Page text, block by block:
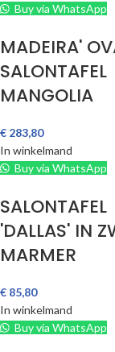
Buy via WhatsApp
MADEIRA'
SALONTAFEL
MANGOLIA
€ 283,80
In winkelmand
Buy via WhatsApp
SALONTAFEL
'DALLAS' IN
MARMER
€ 85,80
In winkelmand
Buy via WhatsApp